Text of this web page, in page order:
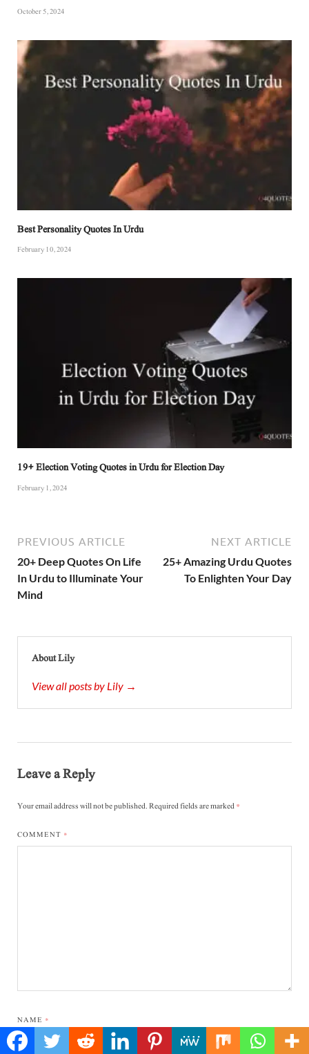
October 5, 2024
Best Personality Quotes In Urdu
February 10, 2024
19+ Election Voting Quotes in Urdu for Election Day
February 1, 2024
PREVIOUS ARTICLE
20+ Deep Quotes On Life
In Urdu to Illuminate Your
Mind
NEXT ARTICLE
25+ Amazing Urdu Quotes
To Enlighten Your Day
About Lily
View all posts by Lily →
Leave a Reply
Your email address will not be published.Required fields are marked*
COMMENT *
NAME *